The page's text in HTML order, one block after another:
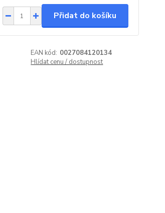
Přidat do košíku
EAN kód: 0027084120134
Hlídat cenu / dostupnost